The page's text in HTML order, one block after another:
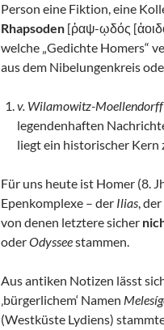
Person eine Fiktion, eine
Rhapsoden [ῥαψ-ῳδός
welche „Gedichte Homers“
aus dem Nibelungenkreis
v. Wilamowitz-Moellendorff
legendenhaften
liegt ein historischer Kern
Für uns heute ist Homer (8.
Epenkomplexe – der Ilias, der
von denen letztere sicher
oderOdysseestammen.
Aus antiken Notizen lässt
‚bürgerlichem‘ Namen
(Westküste Lydiens)